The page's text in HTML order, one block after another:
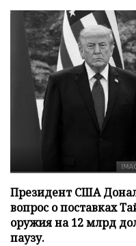
Президент США
вопрос о поставках
оружия на 12 млрд
паузу.